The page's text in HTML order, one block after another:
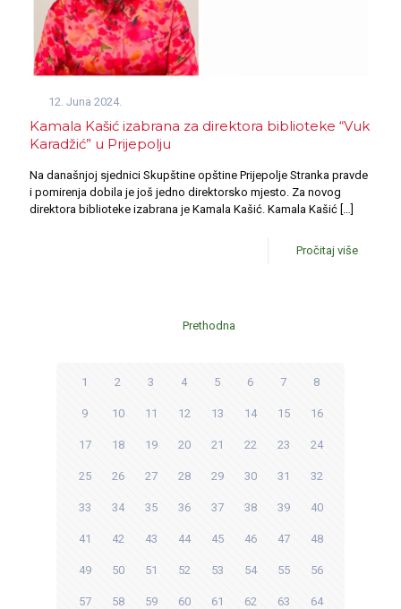
12. Juna 2024.
Kamala Kašić izabrana za direktora biblioteke “Vuk
Karadžić” u Prijepolju
Na današnjoj sjednici Skupštine opštine Prijepolje Stranka pravde
i pomirenja dobila je još jedno direktorsko mjesto. Za novog
direktora biblioteke izabrana je Kamala Kašić. Kamala Kašić […]
Pročitaj više
Prethodna
1 2 3 4 5 6 7 8
9 10 11 12 13 14 15 16
17 18 19 20 21 22 23 24
25 26 27 28 29 30 31 32
33 34 35 36 37 38 39 40
41 42 43 44 45 46 47 48
49 50 51 52 53 54 55 56
57 58 59 60 61 62 63 64